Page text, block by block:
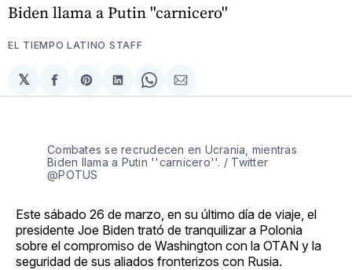
Biden llama a Putin ''carnicero''
EL TIEMPO LATINO STAFF
𝕏
Compartir
en
Share
on
Compartir
en
Share
on
Compartir
via
Combates se recrudecen en Ucrania, mientras
Biden llama a Putin ''carnicero''. / Twitter
@POTUS
Este sábado 26 de marzo, en su último día de viaje, el
presidente Joe Biden trató de tranquilizar a Polonia
sobre el compromiso de Washington con la OTAN y la
seguridad de sus aliados fronterizos con Rusia.